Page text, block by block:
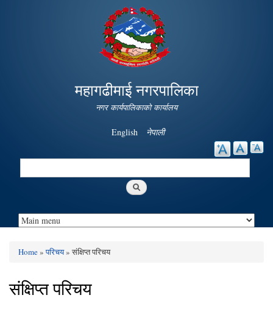
Skip to
main
content
महागढीमाई नगरपालिका
नगर कार्यपालिकाको कार्यालय
English नेपाली
Search
Home»परिचय» संक्षिप्त परिचय
संक्षिप्त परिचय